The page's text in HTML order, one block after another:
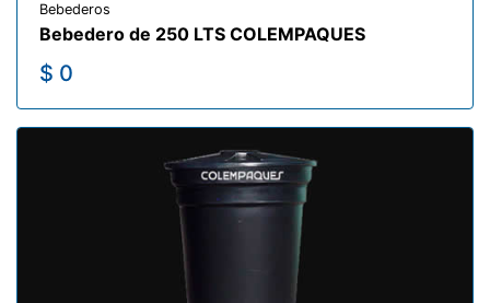
Bebederos
Bebedero de 250 LTS COLEMPAQUES
$ 0